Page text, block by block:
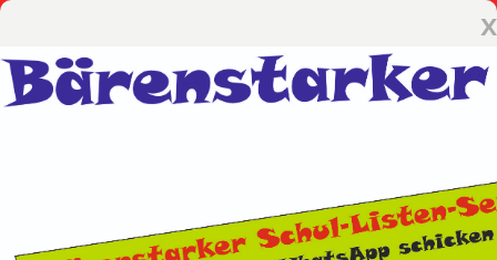
x